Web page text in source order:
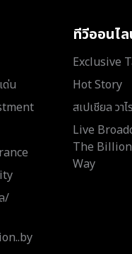
ด่น
/
ทีวีออนไ
Exclusive
Hot Story
สเปเชียล วาไ
Live
The
Way